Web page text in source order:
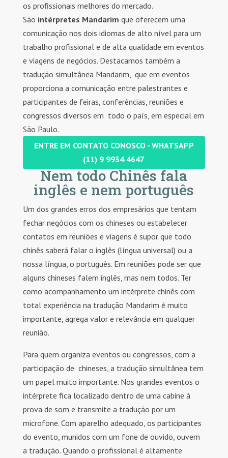
os profissionais melhores do mercado.
São intérpretes Mandarim que oferecem uma
comunicação nos dois idiomas de alto nível para um
trabalho profissional e de alta qualidade em eventos
e viagens de negócios. Destacamos também a
tradução simultânea Mandarim, que em eventos
proporciona a comunicação entre palestrantes e
participantes de feiras, conferências, reuniões e
congressos diversos em todo o país, em especial em
São Paulo.
ENTRE EM CONTATO CONOSCO - WHATSAPP
(11) 9 9934 4647
Nem todo Chinês fala
inglês e nem português
Um dos grandes erros dos empresários que tentam
fechar negócios com os chineses ou estabelecer
contatos em reuniões e viagens é supor que todo
chinês saberá falar o inglês (língua universal) ou a
nossa língua, o português. Em reuniões pode ser que
alguns chineses falem inglês, mas nem todos. Ter
como acompanhamento um intérprete chinês com
total experiência na tradução Mandarim é muito
importante, agrega valor e relevância em qualquer
reunião.
Para quem organiza eventos ou congressos, com a
participação de chineses, a tradução simultânea tem
um papel muito importante. Nos grandes eventos o
intérprete fica localizado dentro de uma cabine à
prova de som e transmite a tradução por um
microfone. Com aparelho adequado, os participantes
do evento, munidos com um fone de ouvido, ouvem
a tradução. Quando o profissional é altamente